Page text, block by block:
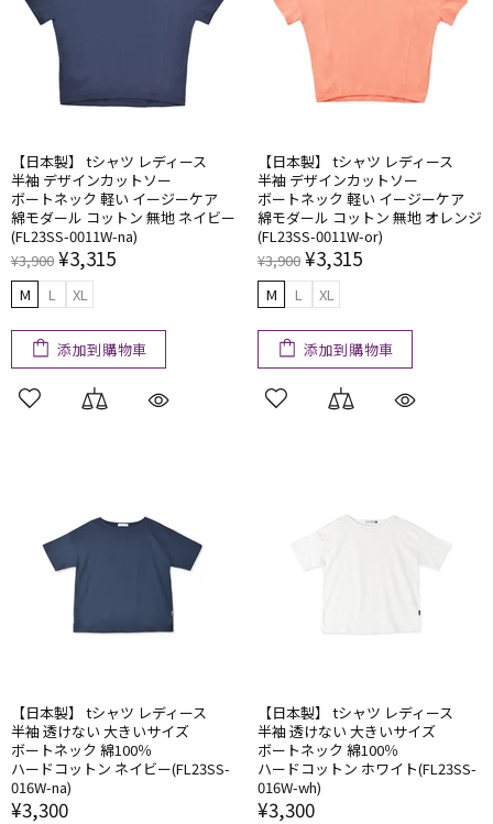
【日本製】 tシャツ レディース
半袖 ​デザインカットソー
ボートネック 軽い​ イージーケア
綿モダール コットン 無地 ネイビー
(FL23SS-0011W-na)
¥3,900 ¥3,315
M L XL
添加到購物車
【日本製】 tシャツ レディース
半袖 ​デザインカットソー
ボートネック 軽い​ イージーケア
綿モダール コットン 無地 オレンジ
(FL23SS-0011W-or)
¥3,900 ¥3,315
M L XL
添加到購物車
【日本製】 tシャツ レディース
半袖 透けない​ ​大きい​サイズ
ボートネック 綿100％
ハードコットン ネイビー(FL23SS-
016W-na)
¥3,300
【日本製】 tシャツ レディース
半袖 透けない​ ​大きい​サイズ
ボートネック 綿100％
ハードコットン ホワイト(FL23SS-
016W-wh)
¥3,300